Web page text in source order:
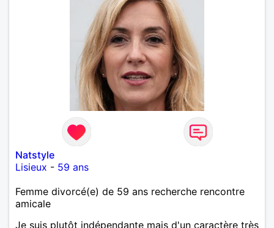
Natstyle
Lisieux - 59 ans
Femme divorcé(e) de 59 ans recherche rencontre
amicale
Je suis plutôt indépendante mais d'un caractère très